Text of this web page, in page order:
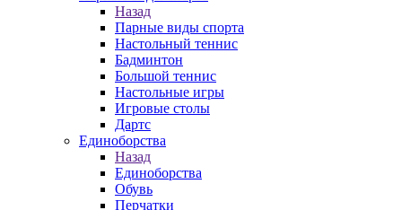
Назад
Парные виды спорта
Настольный теннис
Бадминтон
Большой теннис
Настольные игры
Игровые столы
Дартс
Единоборства
Назад
Единоборства
Обувь
Перчатки